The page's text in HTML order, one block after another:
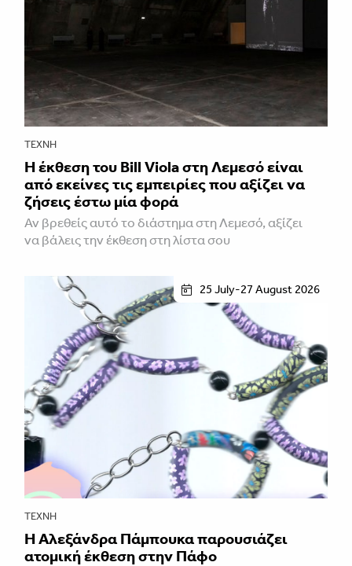
ΤΈΧΝΗ
Η έκθεση του Bill Viola στη Λεμεσό είναι
από εκείνες τις εμπειρίες που αξίζει να
ζήσεις έστω μία φορά
Αν βρεθείς αυτό το διάστημα στη Λεμεσό, αξίζει
να βάλεις την έκθεση στη λίστα σου
25 July-27 August 2026
ΤΈΧΝΗ
Η Αλεξάνδρα Πάμπουκα παρουσιάζει
ατομική έκθεση στην Πάφο